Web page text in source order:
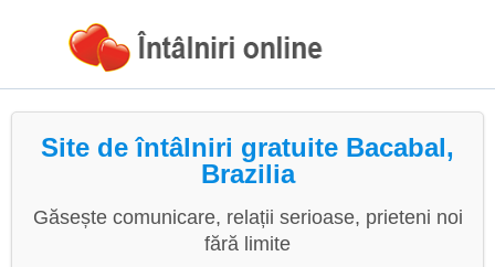
Site de întâlniri gratuite Bacabal,
Brazilia
Găsește comunicare, relații serioase, prieteni noi
fără limite